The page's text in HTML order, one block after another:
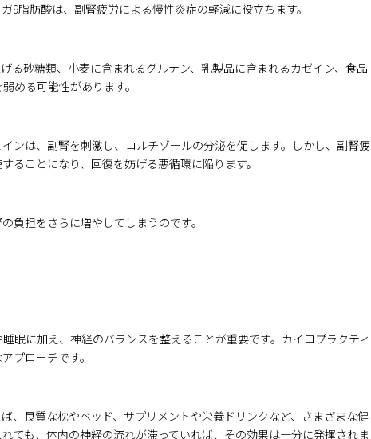
脂肪酸は、副腎疲労による慢性炎症の軽減に役立ちます。
る砂糖類、小麦に含まれるグルテン、乳製品に含まれるカゼイン、食品
める可能性があります。
ンは、副腎を刺激し、コルチゾールの分泌を促します。しかし、副腎疲
ることになり、回復を妨げる悪循環に陥ります。
負担をさらに増やしてしまうのです。
眠に加え、神経のバランスを整えることが重要です。カイロプラクティ
プローチです。
、良質な枕やベッド、サプリメントや栄養ドリンクなど、さまざまな健
ても、体内の神経の流れが滞っていれば、その効果は十分に発揮されま